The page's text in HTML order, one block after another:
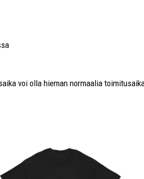
voi olla hieman normaalia